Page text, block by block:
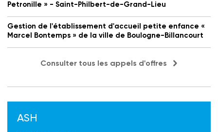
Petronille » - Saint-Philbert-de-Grand-Lieu
Gestion de l'établissement d'accueil petite enfance «
Marcel Bontemps » de la ville de Boulogne-Billancourt
Consulter tous les appels d'offres
ASH